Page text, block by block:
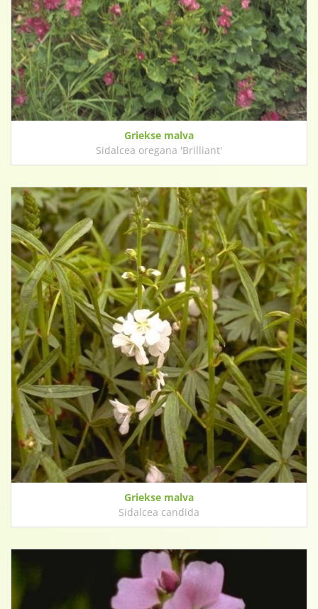
Griekse malva
Sidalcea oregana 'Brilliant'
Griekse malva
Sidalcea candida